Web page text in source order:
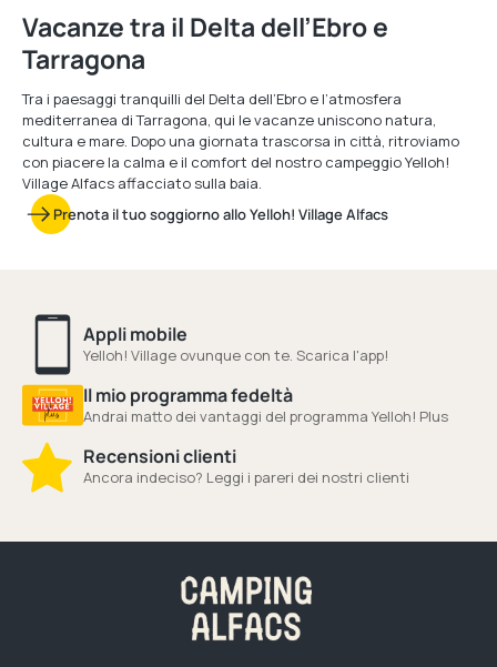
Vacanze tra il Delta dell’Ebro e
Tarragona
Tra i paesaggi tranquilli del Delta dell’Ebro e l’atmosfera
mediterranea di Tarragona, qui le vacanze uniscono natura,
cultura e mare. Dopo una giornata trascorsa in città, ritroviamo
con piacere la calma e il comfort del nostro campeggio Yelloh!
Village Alfacs affacciato sulla baia.
Prenota il tuo soggiorno allo Yelloh! Village Alfacs
Appli mobile
Yelloh! Village ovunque con te. Scarica l'app!
Il mio programma fedeltà
Andrai matto dei vantaggi del programma Yelloh! Plus
Recensioni clienti
Ancora indeciso? Leggi i pareri dei nostri clienti